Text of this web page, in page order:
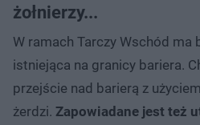
żołnierzy...
W ramach Tarczy Wschód ma
istniejąca na granicy bariera.
przejście nad barierą z
żerdzi. Zapowiadane jest też